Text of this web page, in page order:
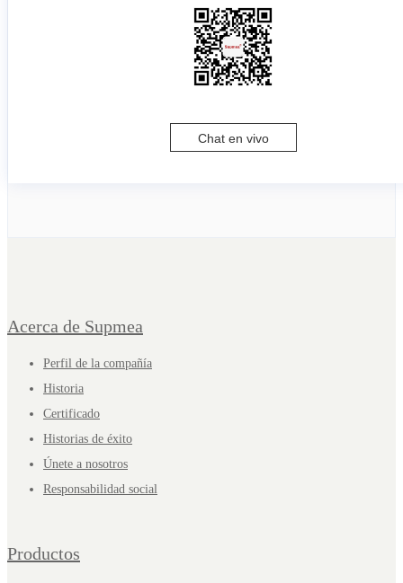
Chat en vivo
Acerca de Supmea
Perfil de la compañía
Historia
Certificado
Historias de éxito
Únete a nosotros
Responsabilidad social
Productos